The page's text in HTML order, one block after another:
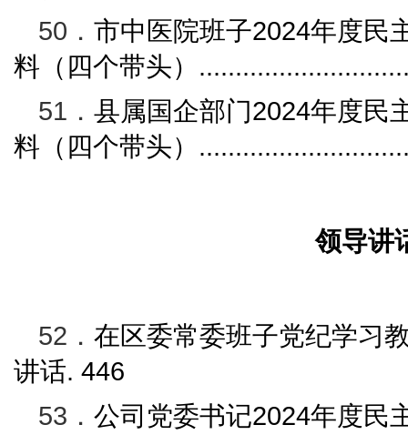
50． 市中医院班子2024年度民
料（四个带头）
51． 县属国企部门2024年度民
料（四个带头）
领导讲
52． 在区委常委班子党纪学习
讲话. 446
53． 公司党委书记2024年度民